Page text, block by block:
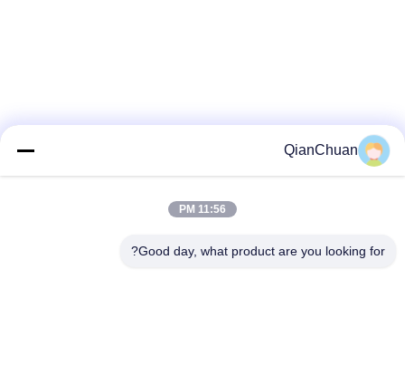
QianChuan
11:56 PM
Good day, what product are you looking for?